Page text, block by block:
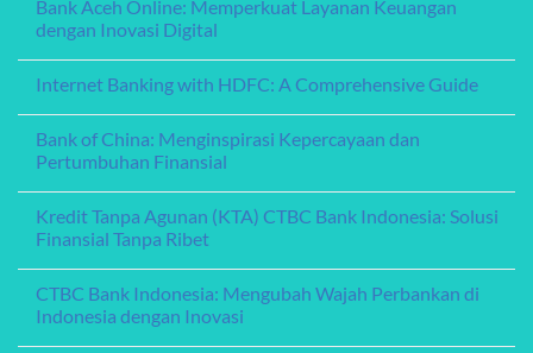
Digital
yang
Memikat
Bank
Aceh
Online:
Memperkuat
Keuangan
Inovasi
Digital
No
Comments
Internet
Banking
with
HDFC:
Comprehensive
Guide
No
Comments
Bank
of
China:
Menginspirasi
dan
Pertumbuhan
Finansial
Finansial Tanpa Ribet
No
Comments
Kredit
Tanpa
Agunan
(KTA)
Bank
Indonesia:
Solusi
Finansial
Indonesia dengan Inovasi
No
Comments
CTBC
Bank
Indonesia:
Mengubah
Pembayarannya
No
Comments